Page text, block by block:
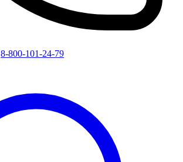
8-800-101-24-79